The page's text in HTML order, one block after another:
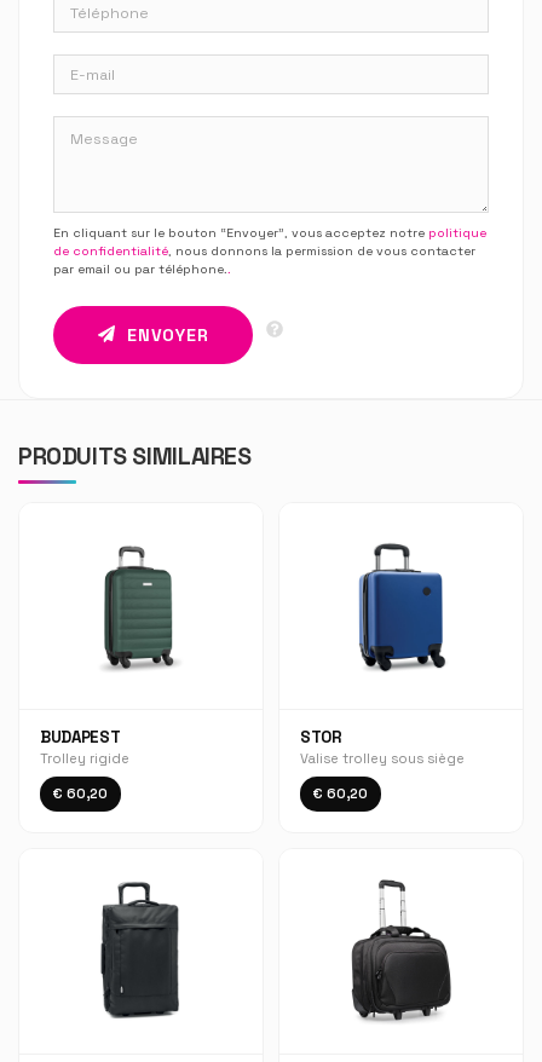
En cliquant sur le bouton “Envoyer”, vous acceptez notre politique
de confidentialité, nous donnons la permission de vous contacter
par email ou par téléphone..
ENVOYER
PRODUITS SIMILAIRES
BUDAPEST
Trolley rigide
€ 60,20
STOR
Valise trolley sous siège
€ 60,20